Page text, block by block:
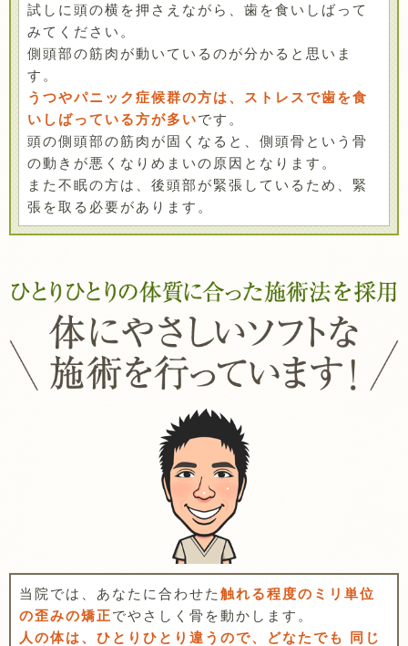
試しに頭の横を押さえながら、歯を食いしばって
みてください。
側頭部の筋肉が動いているのが分かると思いま
す。
うつやパニック症候群の方は、ストレスで歯を食
いしばっている方が多いです。
頭の側頭部の筋肉が固くなると、側頭骨という骨
の動きが悪くなりめまいの原因となります。
また不眠の方は、後頭部が緊張しているため、緊
張を取る必要があります。
当院では、あなたに合わせた 触れる程度のミリ単位
の歪みの矯正でやさしく骨を動かします。
人の体は、ひとりひとり違うので、どなたでも 同じ